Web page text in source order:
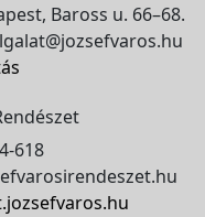
Baross u. 66–68.
618